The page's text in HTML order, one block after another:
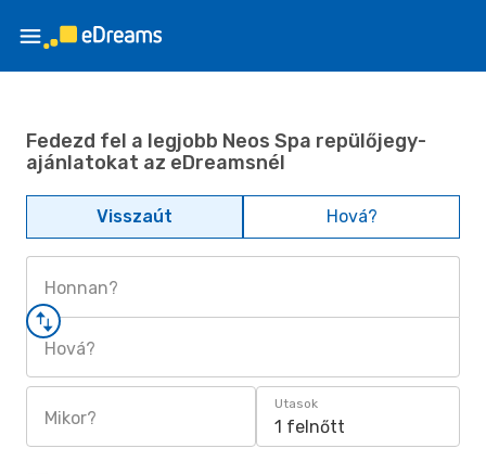
Fedezd fel a legjobb Neos Spa repülőjegy-
ajánlatokat az eDreamsnél
Visszaút Hová?
Honnan?
Hová?
Mikor?
Utasok
1 felnőtt